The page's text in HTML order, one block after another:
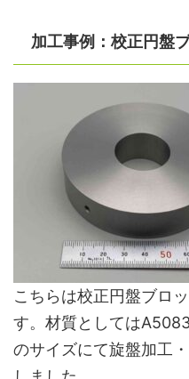
加工事例：校正円盤
こちらは校正円盤ブロ
す。材質としては
のサイズにて旋盤加工